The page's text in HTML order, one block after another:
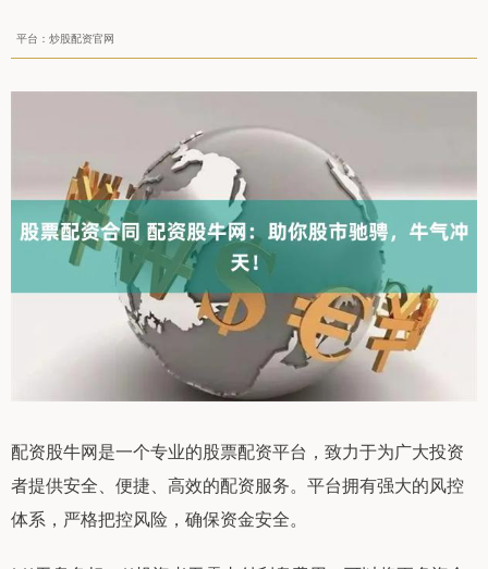
平台：炒股配资官网
配资股牛网是一个专业的股票配资平台，致力于为广大投资
者提供安全、便捷、高效的配资服务。平台拥有强大的风控
体系，严格把控风险，确保资金安全。